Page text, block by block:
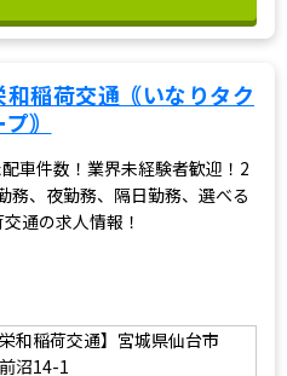
に応募する
稲荷交通｟いなりタク
プ｠
車件数！業界未経験者歓迎！2
、夜勤務、隔日勤務、選べる
通の求人情報！